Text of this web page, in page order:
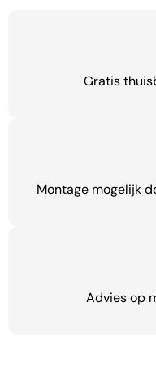
Gratis
Montage mogelijk
Advies op